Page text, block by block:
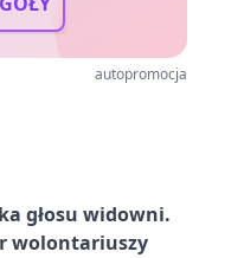
autopromocja
głosu widowni.
wolontariuszy